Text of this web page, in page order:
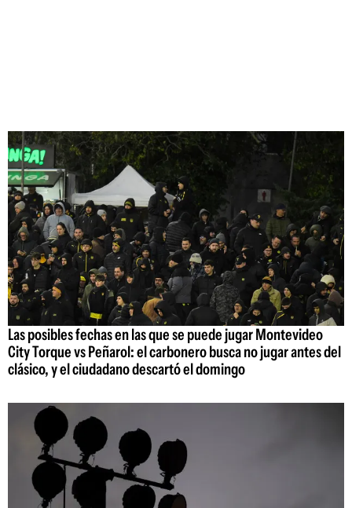
Las posibles fechas en las que se puede jugar Montevideo
City Torque vs Peñarol: el carbonero busca no jugar antes del
clásico, y el ciudadano descartó el domingo